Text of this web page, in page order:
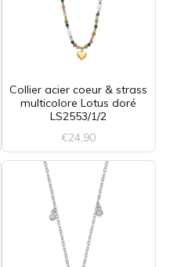
Collier acier coeur & strass
multicolore Lotus doré
LS2553/1/2
€24,90